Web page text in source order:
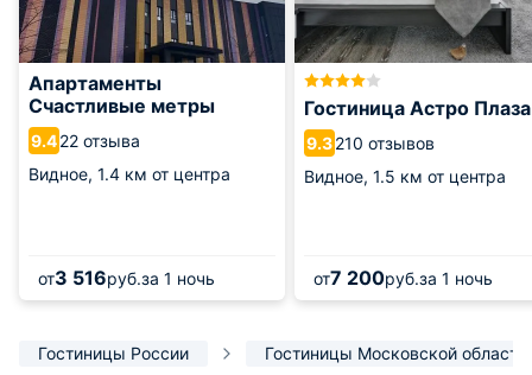
Апартаменты
Счастливые метры
9.422 отзыва
Видное, 1.4 км от центра
от3 516руб.за 1 ночь
Гостиница Астро Плаза
9.3210 отзывов
Видное, 1.5 км от центра
от7 200руб.за 1 ночь
Гостиницы России Гостиницы Московской области